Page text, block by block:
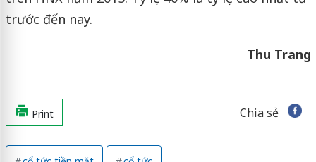
trước đến nay.
Thu Trang
Print Chia sẻ